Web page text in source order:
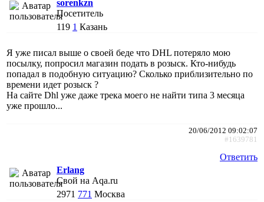
sorenkzn
Посетитель
119 1 Казань
Я уже писал выше о своей беде что DHL потеряло мою
посылку, попросил магазин подать в розыск. Кто-нибудь
попадал в подобную ситуацию? Сколько приблизительно по
времени идет розыск ?
На сайте Dhl уже даже трека моего не найти типа 3 месяца
уже прошло...
20/06/2012 09:02:07
#1639781
Ответить
Erlang
Свой на Aqa.ru
2971 771 Москва